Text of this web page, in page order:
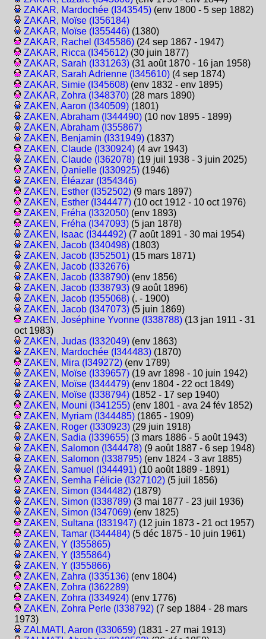
ZAKAR, Mardochée (I343545) (env 1800 - 5 sep 1882)
ZAKAR, Moïse (I356184)
ZAKAR, Moïse (I355446) (1380)
ZAKAR, Rachel (I345586) (24 sep 1867 - 1947)
ZAKAR, Ricca (I345612) (30 juin 1877)
ZAKAR, Sarah (I331263) (31 août 1870 - 16 jan 1958)
ZAKAR, Sarah Adrienne (I345610) (4 sep 1874)
ZAKAR, Simie (I345608) (env 1832 - env 1895)
ZAKAR, Zohra (I348370) (28 mars 1890)
ZAKEN, Aaron (I340509) (1801)
ZAKEN, Abraham (I344490) (10 nov 1895 - 1899)
ZAKEN, Abraham (I355867)
ZAKEN, Benjamin (I331949) (1837)
ZAKEN, Claude (I330924) (4 avr 1943)
ZAKEN, Claude (I362078) (19 juil 1938 - 3 juin 2025)
ZAKEN, Danielle (I330925) (1946)
ZAKEN, Éléazar (I354346)
ZAKEN, Esther (I352502) (9 mars 1897)
ZAKEN, Esther (I344477) (10 oct 1912 - 10 oct 1976)
ZAKEN, Fréha (I332050) (env 1893)
ZAKEN, Fréha (I347093) (5 jan 1878)
ZAKEN, Isaac (I344492) (7 août 1891 - 30 mai 1954)
ZAKEN, Jacob (I340498) (1803)
ZAKEN, Jacob (I352501) (15 mars 1871)
ZAKEN, Jacob (I332676)
ZAKEN, Jacob (I338790) (env 1856)
ZAKEN, Jacob (I338793) (9 août 1896)
ZAKEN, Jacob (I355068) (. - 1900)
ZAKEN, Jacob (I347073) (5 juin 1869)
ZAKEN, Joséphine Yvonne (I338788) (13 jan 1911 - 31
oct 1983)
ZAKEN, Judas (I332049) (env 1863)
ZAKEN, Mardochée (I344483) (1870)
ZAKEN, Mira (I349272) (env 1789)
ZAKEN, Moïse (I339657) (19 avr 1898 - 10 juin 1942)
ZAKEN, Moïse (I344479) (env 1804 - 22 oct 1849)
ZAKEN, Moïse (I338794) (1852 - 17 sep 1940)
ZAKEN, Mouni (I341255) (env 1801 - ava 24 fév 1852)
ZAKEN, Myriam (I344485) (1865 - 1909)
ZAKEN, Roger (I330923) (29 juin 1918)
ZAKEN, Sadia (I339655) (3 mars 1886 - 5 août 1943)
ZAKEN, Salomon (I344478) (9 août 1887 - 6 sep 1948)
ZAKEN, Salomon (I338795) (env 1824 - 3 avr 1885)
ZAKEN, Samuel (I344491) (10 août 1889 - 1891)
ZAKEN, Semha Félicie (I327102) (5 juil 1856)
ZAKEN, Simon (I344482) (1879)
ZAKEN, Simon (I338789) (3 mai 1877 - 23 juil 1936)
ZAKEN, Simon (I347069) (env 1825)
ZAKEN, Sultana (I331947) (12 juin 1873 - 21 oct 1957)
ZAKEN, Tamar (I344484) (5 déc 1875 - 10 juin 1961)
ZAKEN, Y (I355865)
ZAKEN, Y (I355864)
ZAKEN, Y (I355866)
ZAKEN, Zahra (I335136) (env 1804)
ZAKEN, Zohra (I362289)
ZAKEN, Zohra (I334924) (env 1776)
ZAKEN, Zohra Perle (I338792) (7 sep 1884 - 28 mars
1973)
ZALMATI, Aaron (I330659) (1831 - 27 mai 1913)